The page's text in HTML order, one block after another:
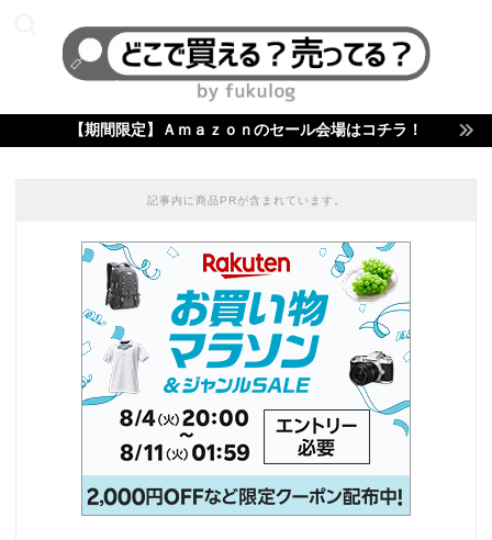
【期間限定】Ａｍａｚｏｎのセール会場はコチラ！
記事内に商品PRが含まれています。